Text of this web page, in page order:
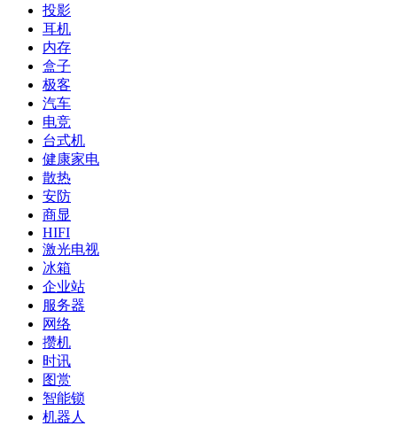
投影
耳机
内存
盒子
极客
汽车
电竞
台式机
健康家电
散热
安防
商显
HIFI
激光电视
冰箱
企业站
服务器
网络
攒机
时讯
图赏
智能锁
机器人